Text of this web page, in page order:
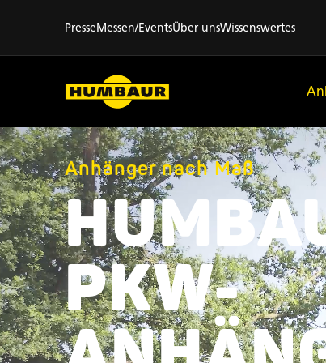
PresseMessen/EventsÜber unsWissenswertes
Anhänger nach Maß
PKW-